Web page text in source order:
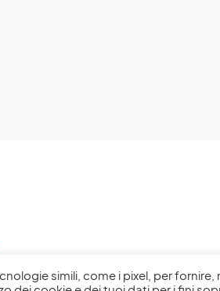
simili, come i pixel, per